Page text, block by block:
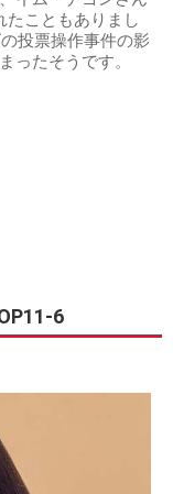
たこともありまし
投票操作事件の影
ったそうです。
6